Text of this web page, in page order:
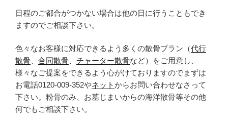
日程のご都合がつかない場合は他の日に行うこともでき
ますのでご相談下さい。
色々なお客様に対応できるよう多くの散骨プラン（代行
散骨
合同散骨 チャーター散骨など）をご用意し、
様々なご提案をできるよう心がけておりますのでまずは
お電話0120-009-352やネットからお問い合わせなさって
下さい。粉骨のみ、お墓じまいからの海洋散骨等その他
何でもご相談下さい。